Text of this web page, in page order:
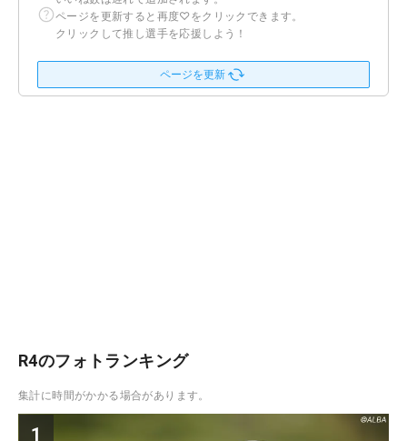
ページを更新すると再度♡をクリックできます。
クリックして推し選手を応援しよう！
ページを更新
R4のフォトランキング
集計に時間がかかる場合があります。
1